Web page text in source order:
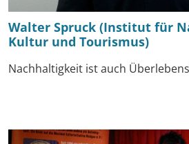
Walter Spruck (Institut für
Kultur und Tourismus)
Nachhaltigkeit ist auch